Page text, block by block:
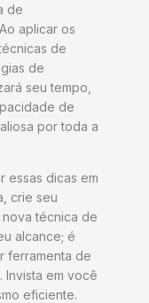
de
aplicar os
de
de
seu tempo,
de
por toda a
essas dicas em
crie seu
técnica de
alcance; é
ferramenta de
Invista em você
eficiente.